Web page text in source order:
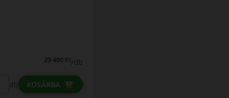
29 490 Ft/db
db KOSÁRBA